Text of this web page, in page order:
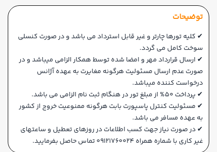
توضیحات
✔ کلیه تورها چارتر و غیر قابل استرداد می باشد و در صورت کنسلی
سوخت کامل می گردد.
✔ ارسال قرارداد مهر و امضا شده توسط همکار الزامی میباشد و در
صورت عدم ارسال مسئولیت هرگونه مغایرت به عهده آژانس
درخواست کننده میباشد.
✔ پرداخت 50% از مبلغ تور در هنگام ثبت نام الزامی می باشد.
✔ مسئولیت کنترل پاسپورت بابت هرگونه ممنوعیت خروج از کشور
به عهده مسافر می باشد.
✔ در صورت نیاز جهت کسب اطلاعات در روزهای تعطیل و ساعتهای
غیر کاری با شماره همراه 09121760024 تماس حاصل بفرمایید.